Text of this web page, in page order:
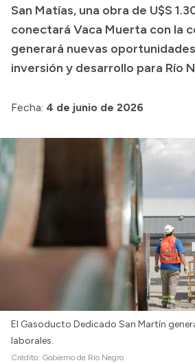
Boletín Oficial
Compras y licitaciones
Consulta de expedientes
Consulta de pago a proveedores
Login
San Matías, una obra de U$S
conectará Vaca Muerta con la
generará nuevas
inversión y desarrollo para Río
Fecha: 4 de junio de 2026
El Gasoducto Dedicado San Martín
laborales.
Crédito: Gobierno de Río Negro